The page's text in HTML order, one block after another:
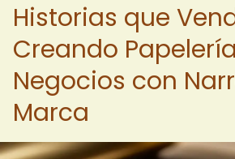
Historias que
Creando
Negocios con
Marca